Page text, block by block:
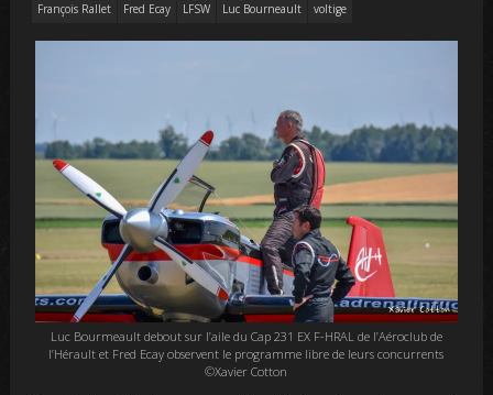
François Rallet
Fred Ecay LFSW Luc Bourneault voltige
Luc Bourmeault debout sur l’aile du Cap 231 EX F-HRAL de l’Aéroclub de
l’Hérault et Fred Ecay observent le programme libre de leurs concurrents
©Xavier Cotton